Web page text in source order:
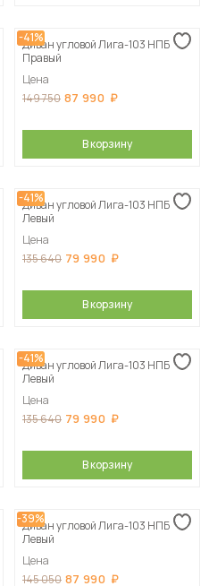
-41%
Диван угловой Лига-103 НПБ
Правый
Цена
149 750 87 990
В корзину
-41%
Диван угловой Лига-103 НПБ
Левый
Цена
135 640 79 990
В корзину
-41%
Диван угловой Лига-103 НПБ
Левый
Цена
135 640 79 990
В корзину
-39%
Диван угловой Лига-103 НПБ
Левый
Цена
145 050 87 990